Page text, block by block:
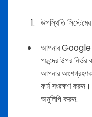
উপস্থিতি
আপনার Google
পছন্দের উপর
আপনার
ফর্ম সংরক্ষণ
অনুলিপি করুন.